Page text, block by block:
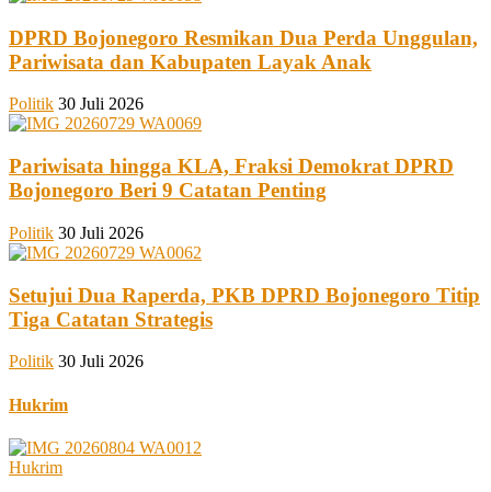
DPRD Bojonegoro Resmikan Dua Perda Unggulan,
Pariwisata dan Kabupaten Layak Anak
Politik 30 Juli 2026
Pariwisata hingga KLA, Fraksi Demokrat DPRD
Bojonegoro Beri 9 Catatan Penting
Politik 30 Juli 2026
Setujui Dua Raperda, PKB DPRD Bojonegoro Titip
Tiga Catatan Strategis
Politik 30 Juli 2026
Hukrim
Hukrim